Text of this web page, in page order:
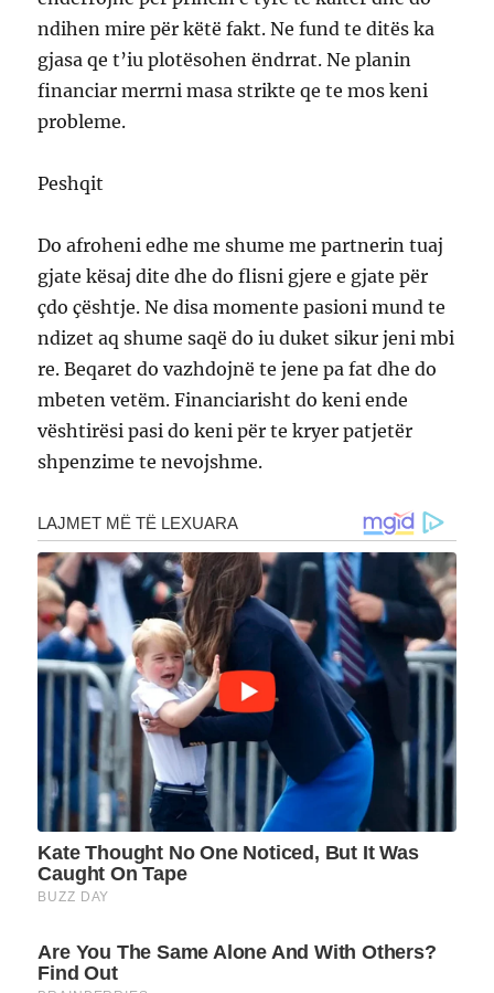
ndihen mire për këtë fakt. Ne fund te ditës ka
gjasa qe t’iu plotësohen ëndrrat. Ne planin
financiar merrni masa strikte qe te mos keni
probleme.
Peshqit
Do afroheni edhe me shume me partnerin tuaj
gjate kësaj dite dhe do flisni gjere e gjate për
çdo çështje. Ne disa momente pasioni mund te
ndizet aq shume saqë do iu duket sikur jeni mbi
re. Beqaret do vazhdojnë te jene pa fat dhe do
mbeten vetëm. Financiarisht do keni ende
vështirësi pasi do keni për te kryer patjetër
shpenzime te nevojshme.